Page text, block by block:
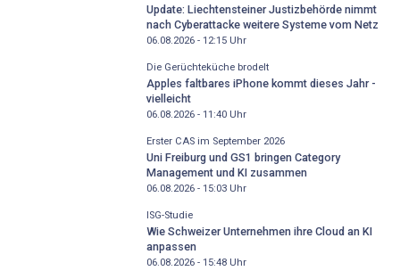
Update: Liechtensteiner Justizbehörde nimmt
nach Cyberattacke weitere Systeme vom Netz
06.08.2026 - 12:15Uhr
Die Gerüchteküche brodelt
Apples faltbares iPhone kommt dieses Jahr -
vielleicht
06.08.2026 - 11:40Uhr
Erster CAS im September 2026
Uni Freiburg und GS1 bringen Category
Management und KI zusammen
06.08.2026 - 15:03Uhr
ISG-Studie
Wie Schweizer Unternehmen ihre Cloud an KI
anpassen
06.08.2026 - 15:48Uhr